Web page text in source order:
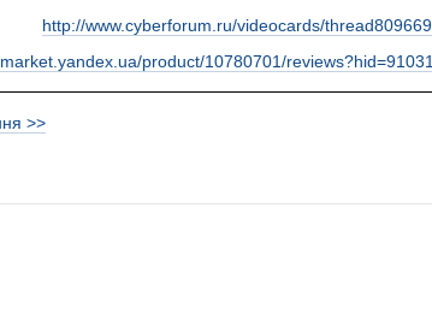
http://www.cyberforum.ru/videocards/
product/10780701/
>>